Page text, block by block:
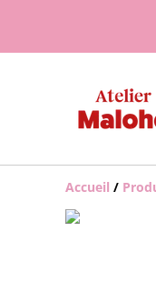
Accueil /